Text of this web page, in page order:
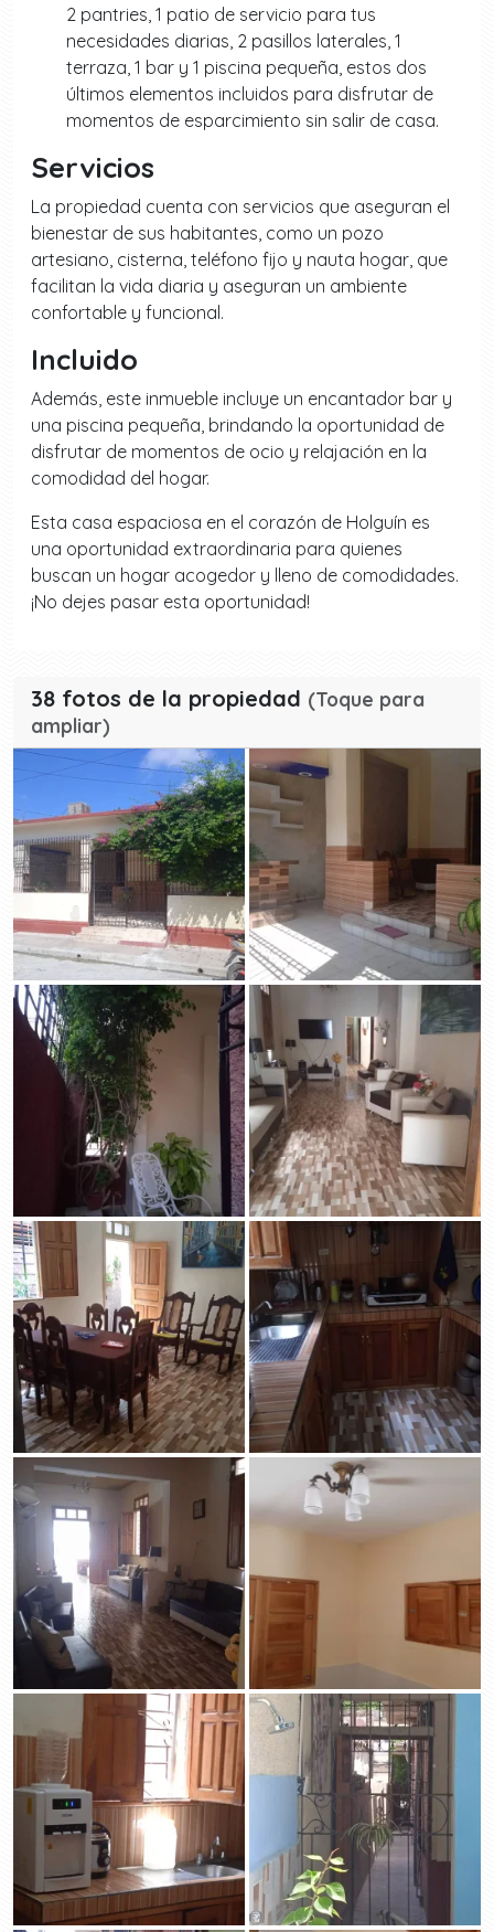
2 pantries, 1 patio de servicio para tus
necesidades diarias, 2 pasillos laterales, 1
terraza, 1 bar y 1 piscina pequeña, estos dos
últimos elementos incluidos para disfrutar de
momentos de esparcimiento sin salir de casa.
Servicios
La propiedad cuenta con servicios que aseguran el
bienestar de sus habitantes, como un pozo
artesiano, cisterna, teléfono fijo y nauta hogar, que
facilitan la vida diaria y aseguran un ambiente
confortable y funcional.
Incluido
Además, este inmueble incluye un encantador bar y
una piscina pequeña, brindando la oportunidad de
disfrutar de momentos de ocio y relajación en la
comodidad del hogar.
Esta casa espaciosa en el corazón de Holguín es
una oportunidad extraordinaria para quienes
buscan un hogar acogedor y lleno de comodidades.
¡No dejes pasar esta oportunidad!
38 fotos de la propiedad (Toque para
ampliar)